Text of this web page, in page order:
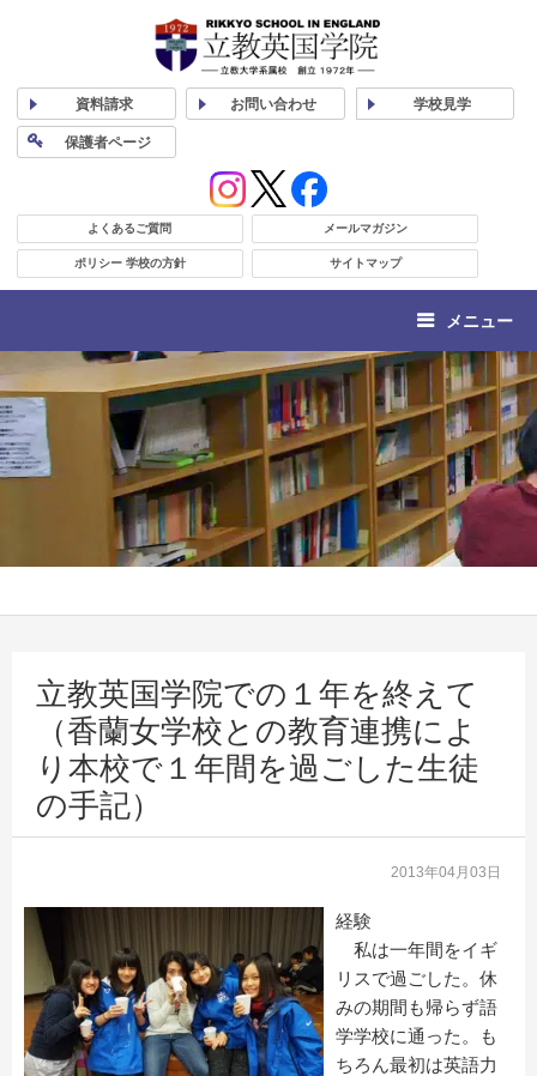
資料請求 お問い合わせ 学校見学
保護者ページ
よくあるご質問 メールマガジン
ポリシー 学校の方針 サイトマップ
メニュー
立教英国学院での１年を終えて
（香蘭女学校との教育連携によ
り本校で１年間を過ごした生徒
の手記）
2013年04月03日
経験
私は一年間をイギ
リスで過ごした。休
みの期間も帰らず語
学学校に通った。も
ちろん最初は英語力